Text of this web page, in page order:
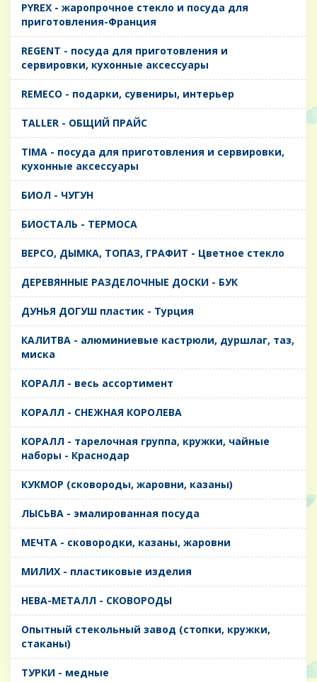
PYREX - жаропрочное стекло и посуда для
приготовления-Франция
REGENT - посуда для приготовления и
сервировки, кухонные аксессуары
REMECO - подарки, сувениры, интерьер
TALLER - ОБЩИЙ ПРАЙС
TIMA - посуда для приготовления и сервировки,
кухонные аксессуары
БИОЛ - ЧУГУН
БИОСТАЛЬ - ТЕРМОСА
ВЕРСО, ДЫМКА, ТОПАЗ, ГРАФИТ - Цветное стекло
ДЕРЕВЯННЫЕ РАЗДЕЛОЧНЫЕ ДОСКИ - БУК
ДУНЬЯ ДОГУШ пластик - Турция
КАЛИТВА - алюминиевые кастрюли, дуршлаг, таз,
миска
КОРАЛЛ - весь ассортимент
КОРАЛЛ - СНЕЖНАЯ КОРОЛЕВА
КОРАЛЛ - тарелочная группа, кружки, чайные
наборы - Краснодар
КУКМОР (сковороды, жаровни, казаны)
ЛЫСЬВА - эмалированная посуда
МЕЧТА - сковородки, казаны, жаровни
МИЛИХ - пластиковые изделия
НЕВА-МЕТАЛЛ - СКОВОРОДЫ
Опытный стекольный завод (стопки, кружки,
стаканы)
ТУРКИ - медные